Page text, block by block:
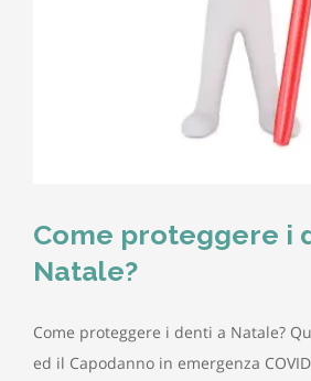
Come proteggere i
Natale?
Come proteggere i denti a Natale?
ed il Capodanno in emergenza